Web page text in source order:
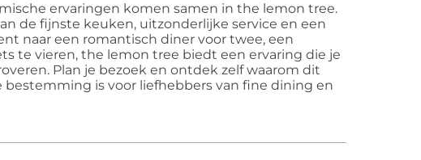
ervaringen komen samen in the lemon tree.
de fijnste keuken, uitzonderlijke service en een
naar een romantisch diner voor twee, een
te vieren, the lemon tree biedt een ervaring die je
Plan je bezoek en ontdek zelf waarom dit
is voor liefhebbers van fine dining en